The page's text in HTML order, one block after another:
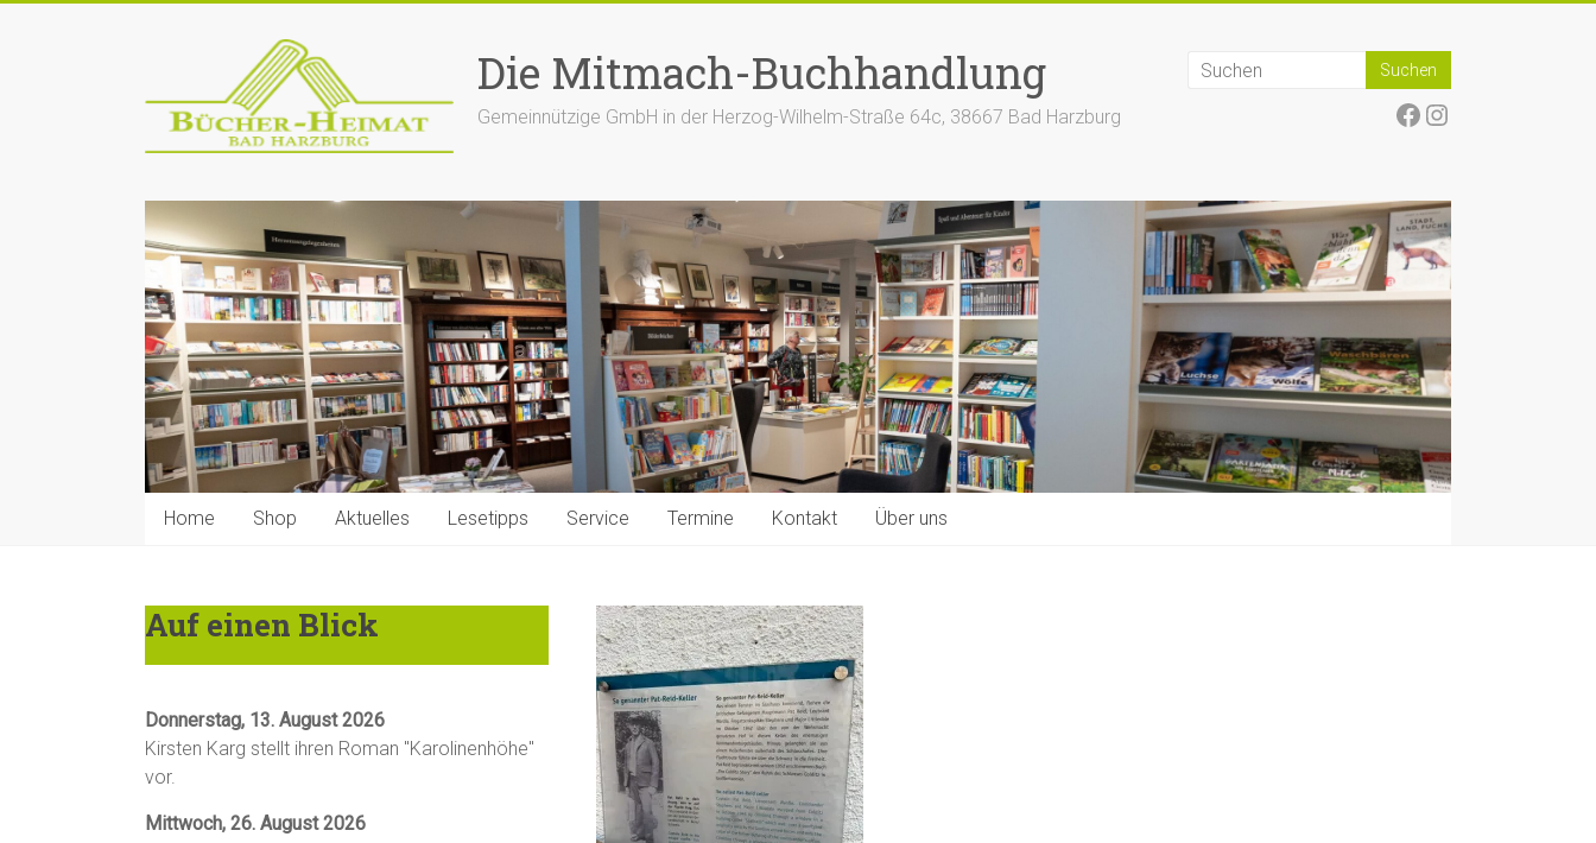
Die Mitmach-Buchhandlung
Gemeinnützige GmbH in der Herzog-Wilhelm-Straße 64c, 38667 Bad Harzburg Facebook
Instagram
Home Shop Aktuelles Lesetipps Service Termine Kontakt Über uns
Auf einen Blick
Donnerstag, 13. August 2026
Kirsten Karg stellt ihren Roman "Karolinenhöhe"
vor.
Mittwoch, 26. August 2026